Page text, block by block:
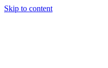
Skip to content